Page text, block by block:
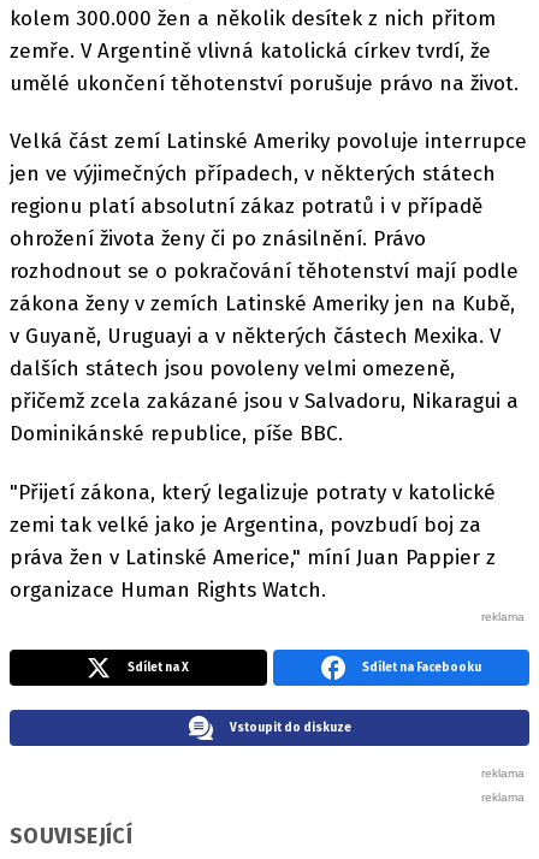
kolem 300.000 žen a několik desítek z nich přitom
zemře. V Argentině vlivná katolická církev tvrdí, že
umělé ukončení těhotenství porušuje právo na život.
Velká část zemí Latinské Ameriky povoluje interrupce
jen ve výjimečných případech, v některých státech
regionu platí absolutní zákaz potratů i v případě
ohrožení života ženy či po znásilnění. Právo
rozhodnout se o pokračování těhotenství mají podle
zákona ženy v zemích Latinské Ameriky jen na Kubě,
v Guyaně, Uruguayi a v některých částech Mexika. V
dalších státech jsou povoleny velmi omezeně,
přičemž zcela zakázané jsou v Salvadoru, Nikaragui a
Dominikánské republice, píše BBC.
"Přijetí zákona, který legalizuje potraty v katolické
zemi tak velké jako je Argentina, povzbudí boj za
práva žen v Latinské Americe," míní Juan Pappier z
organizace Human Rights Watch.
Sdílet na X Sdílet na Facebooku
Vstoupit do diskuze
SOUVISEJÍCÍ